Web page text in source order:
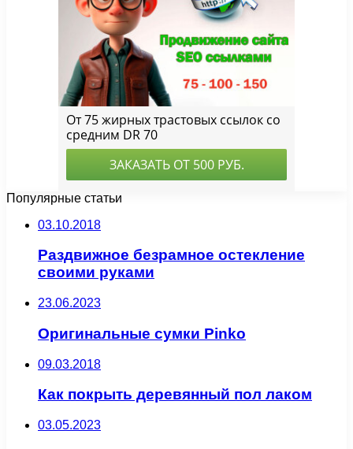
Популярные статьи
03.10.2018
Раздвижное безрамное остекление
своими руками
23.06.2023
Оригинальные сумки Pinko
09.03.2018
Как покрыть деревянный пол лаком
03.05.2023